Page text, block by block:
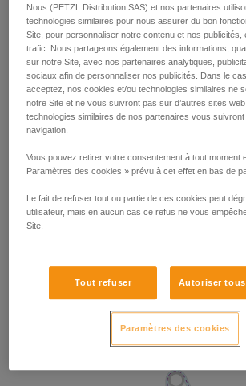
Nous (PETZL Distribution SAS) et nos partenaires
technologies similaires pour nous assurer du bon
Site, pour personnaliser notre contenu et nos publicités,
trafic. Nous partageons également des informations,
sur notre Site, avec nos partenaires analytiques,
sociaux afin de personnaliser nos publicités. Dans le
acceptez, nos cookies et/ou technologies similaires ne
notre Site et ne vous suivront pas sur d’autres sites
technologies similaires de nos partenaires vous
navigation.
Vous pouvez retirer votre consentement à tout moment
Paramètres des cookies » prévu à cet effet en bas de
Le fait de refuser tout ou partie de ces cookies peut
utilisateur, mais en aucun cas ce refus ne vous
Site.
Tout refuser Autoriser
Paramètres des cookies